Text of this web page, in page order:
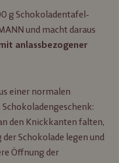
g Schokoladentafel-
und macht daraus
anlassbezogener
einer normalen
den Knickkanten falten,
Schokolade legen und
Öffnung der